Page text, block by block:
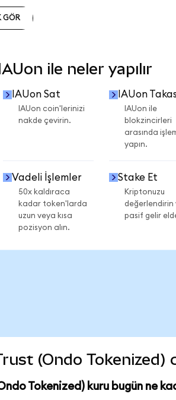
GÖR
ile neler yapılır
IAUon Sat
IAUon coin'lerinizi
nakde çevirin.
IAUon
IAUon ile
blokzincirleri
arasında
yapın.
Vadeli İşlemler
50x kaldıraca
kadar token'larda
uzun veya kısa
pozisyon alın.
Stake Et
Kriptonuzu
değerlendirin
pasif gelir
(Ondo
Tokenized) kuru bugün ne